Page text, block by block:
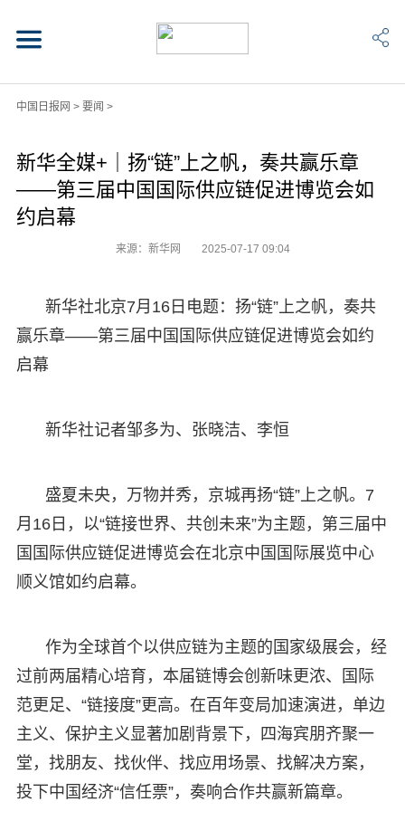
中国日报网 > 要闻 >
新华全媒+｜扬“链”上之帆，奏共赢乐章
——第三届中国国际供应链促进博览会如
约启幕
来源：新华网 2025-07-17 09:04
新华社北京7月16日电题：扬“链”上之帆，奏共
赢乐章——第三届中国国际供应链促进博览会如约
启幕
新华社记者邹多为、张晓洁、李恒
盛夏未央，万物并秀，京城再扬“链”上之帆。7
月16日，以“链接世界、共创未来”为主题，第三届中
国国际供应链促进博览会在北京中国国际展览中心
顺义馆如约启幕。
作为全球首个以供应链为主题的国家级展会，经
过前两届精心培育，本届链博会创新味更浓、国际
范更足、“链接度”更高。在百年变局加速演进，单边
主义、保护主义显著加剧背景下，四海宾朋齐聚一
堂，找朋友、找伙伴、找应用场景、找解决方案，
投下中国经济“信任票”，奏响合作共赢新篇章。